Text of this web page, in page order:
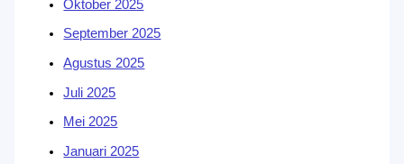
Oktober 2025
September 2025
Agustus 2025
Juli 2025
Mei 2025
Januari 2025